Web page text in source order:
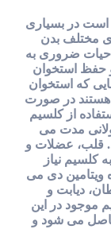
است در بسیاری
مختلف بدن
ضروری به
حفظ استخوان
که استخوان
هستند در صورت
از کلسیم
مدت می
قلب، عضلات و
کلسیم نیاز
ویتامین دی می
دیابت و
موجود در این
می شود و